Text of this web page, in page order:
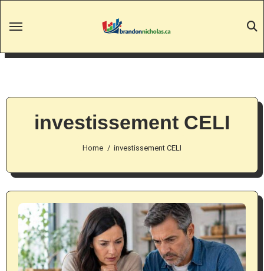
investissement CELI
Home investissement CELI